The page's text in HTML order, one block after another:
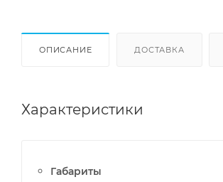
ОПИСАНИЕ ДОСТАВКА
Характеристики
Габариты